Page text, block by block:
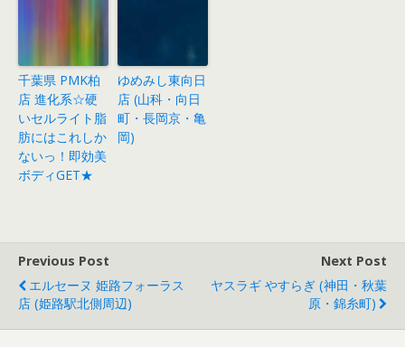
千葉県 PMK柏
店 進化系☆硬
いセルライト脂
肪にはこれしか
ないっ！即効美
ボディGET★
ゆめみし東向日
店 (山科・向日
町・長岡京・亀
岡)
Previous Post
エルセーヌ 姫路フォーラス
店 (姫路駅北側周辺)
Next Post
ヤスラギ やすらぎ (神田・秋葉
原・錦糸町)